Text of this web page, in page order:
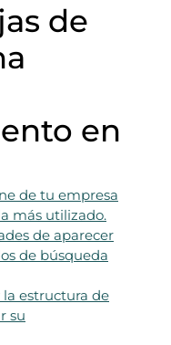
de
en
de tu empresa
más utilizado.
de aparecer
de búsqueda
estructura de
su